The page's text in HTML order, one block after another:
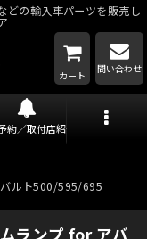
どの輸入車パーツを販売し
カート
問い合わせ
約／取付店紹介
バルト500/595/695
ランプ for アバ